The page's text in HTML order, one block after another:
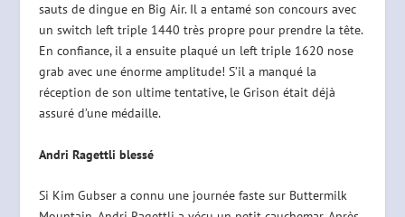
sauts de dingue en Big Air. Il a entamé son concours avec
un switch left triple 1440 très propre pour prendre la tête.
En confiance, il a ensuite plaqué un left triple 1620 nose
grab avec une énorme amplitude! S’il a manqué la
réception de son ultime tentative, le Grison était déjà
assuré d’une médaille.
Andri Ragettli blessé
Si Kim Gubser a connu une journée faste sur Buttermilk